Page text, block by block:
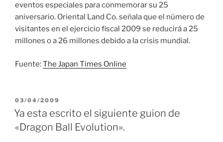
eventos especiales para conmemorar su 25
aniversario. Oriental Land Co. señala que el número de
visitantes en el ejercicio fiscal 2009 se reducirá a 25
millones o a 26 millones debido a la crisis mundial.
Fuente:The Japan Times Online
PUBLICADO
EL
03/04/2009
Ya esta escrito el siguiente guion de
«Dragon Ball Evolution».